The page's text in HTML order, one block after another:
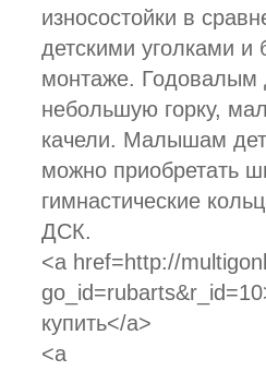
износостойки в
детскими уголками
монтаже. Годовалым
небольшую горку,
качели. Малышам
можно приобретать
гимнастические
ДСК.
<a href=http://
купить</a>
<a